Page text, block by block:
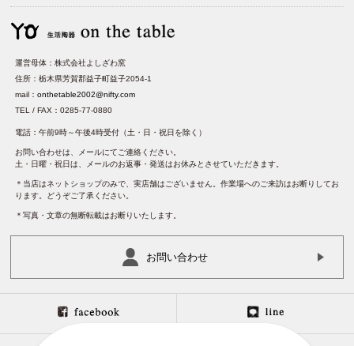
運営母体：株式会社よしざわ窯
住所：栃木県芳賀郡益子町益子2054-1
mail：onthetable2002@nifty.com
TEL / FAX：0285-77-0880
電話：午前9時～午後4時受付（土・日・祝日を除く）
お問い合わせは、メールにてご連絡ください。
土・日曜・祝日は、メールのお返事・発送はお休みとさせていただきます。
＊当店はネットショップのみで、実店舗はございません。作業場へのご来訪はお断りしてお
ります。どうぞご了承ください。
＊写真・文章の無断転載はお断りいたします。
お問い合わせ